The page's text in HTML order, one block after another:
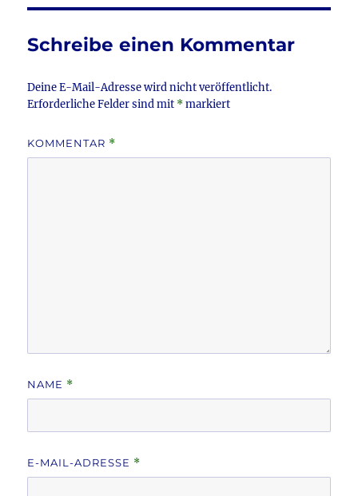
o
o
Schreibe einen Kommentar
Deine E-Mail-Adresse wird nicht veröffentlicht.
Erforderliche Felder sind mit *markiert
KOMMENTAR *
NAME *
E-MAIL-ADRESSE *